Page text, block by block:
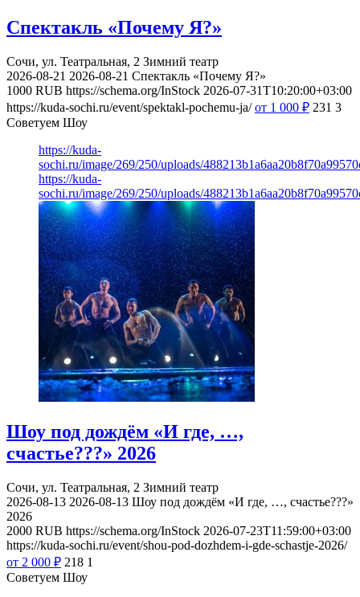
Спектакль «Почему Я?»
Сочи, ул. Театральная, 2 Зимний театр
2026-08-21 2026-08-21 Спектакль «Почему Я?»
1000 RUB https://schema.org/InStock 2026-07-31T10:20:00+03:00
https://kuda-sochi.ru/event/spektakl-pochemu-ja/ от 1 000 ₽ 231 3
Советуем Шоу
https://kuda-
sochi.ru/image/269/250/uploads/
https://kuda-
sochi.ru/image/269/250/uploads/
Шоу под дождём «И где, …,
счастье???» 2026
Сочи, ул. Театральная, 2 Зимний театр
2026-08-13 2026-08-13 Шоу под дождём «И где, …, счастье???»
2026
2000 RUB https://schema.org/InStock 2026-07-23T11:59:00+03:00
https://kuda-sochi.ru/event/shou-pod-dozhdem-i-gde-schastje-2026/
от 2 000 ₽ 218 1
Советуем Шоу